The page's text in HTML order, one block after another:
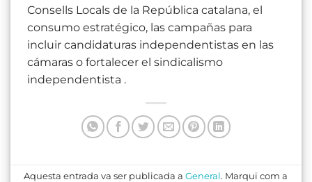
Consells Locals de la República catalana, el
consumo estratégico, las campañas para
incluir candidaturas independentistas en las
cámaras o fortalecer el sindicalismo
independentista .
Aquesta entrada va ser publicada aGeneral . Marqui com a